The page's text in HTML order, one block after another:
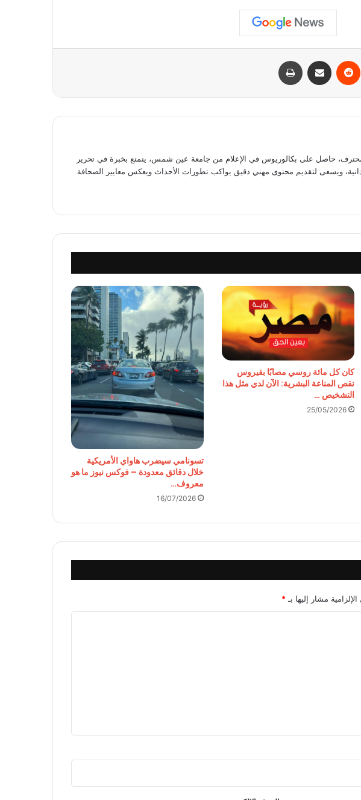
بينتيريست مشاركة عبر البريد
حاصل على بكالوريوس في الإعلام من جامعة عين شمس، يتمتع بخبرة في تحرير
ويسعى لتقديم محتوى مهني دقيق يواكب تطورات الأحداث ويعكس معايير الصحافة
كان كل مائة روسي مصابًا بفيروس
نقص المناعة البشرية: الآن لدي مثل هذا
التشخيص …
25/05/2026
تسونامي سيضرب هاواي الأمريكية
خلال دقائق معدودة – فوكس نيوز ما هو
معروف…
16/07/2026
مشار إليها بـ *